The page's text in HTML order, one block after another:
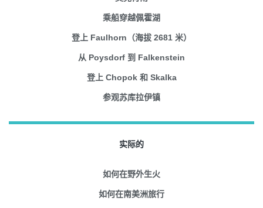
乘船穿越佩霍湖
登上 Faulhorn（海拔 2681 米）
从 Poysdorf 到 Falkenstein
登上 Chopok 和 Skalka
参观苏库拉伊镇
实际的
如何在野外生火
如何在南美洲旅行